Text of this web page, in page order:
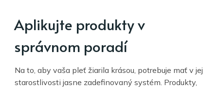
Aplikujte produkty v
správnom poradí
Na to, aby vaša pleť žiarila krásou, potrebuje mať v jej
starostlivosti jasne zadefinovaný systém. Produkty,